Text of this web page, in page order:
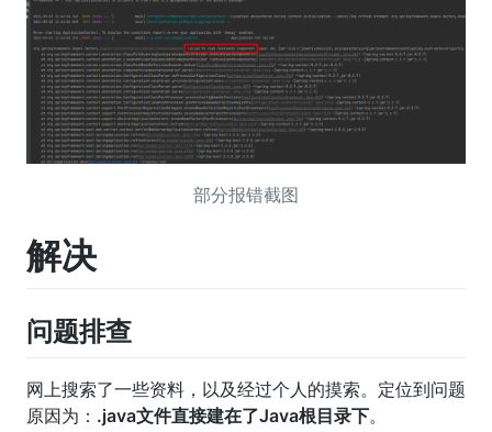
部分报错截图
解决
问题排查
网上搜索了一些资料，以及经过个人的摸索。定位到问题
原因为： .java文件直接建在了Java根目录下。